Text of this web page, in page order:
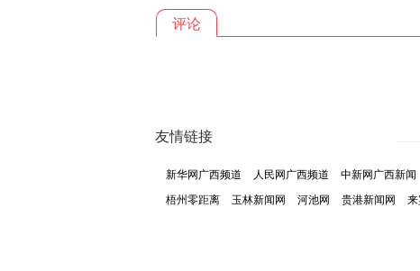
评论
友情链接
新华网广西频道 人民网广西频道 中新网广西新闻
梧州零距离
玉林新闻网 河池网 贵港新闻网 来